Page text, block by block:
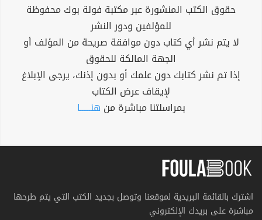
حقوق الكتب المنشورة عبر مكتبة فولة بوك محفوظة
للمؤلفين ودور النشر
لا يتم نشر أي كتاب دون موافقة صريحة من المؤلف أو
الجهة المالكة للحقوق
إذا تم نشر كتابك دون علمك أو بدون إذنك، يرجى الإبلاغ
لإيقاف عرض الكتاب
بمراسلتنا مباشرة من هنــــــا
اشترك بالقائمة البريدية لموقعنا وتوصل بجديد الكتب التي يتم طرحها
مباشرة على بريدك الإلكتروني